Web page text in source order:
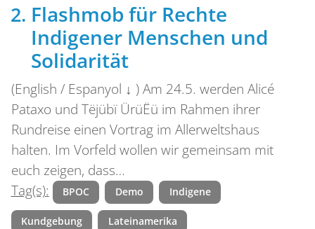
Flashmob für Rechte
Indigener Menschen und
Solidarität
(English / Espanyol ↓ ) Am 24.5. werden Alicé
Pataxo und Tëjübï ÜrüËü im Rahmen ihrer
Rundreise einen Vortrag im Allerweltshaus
halten. Im Vorfeld wollen wir gemeinsam mit
euch zeigen, dass…
Tag(s):
BPOC Demo Indigene
Kundgebung Lateinamerika